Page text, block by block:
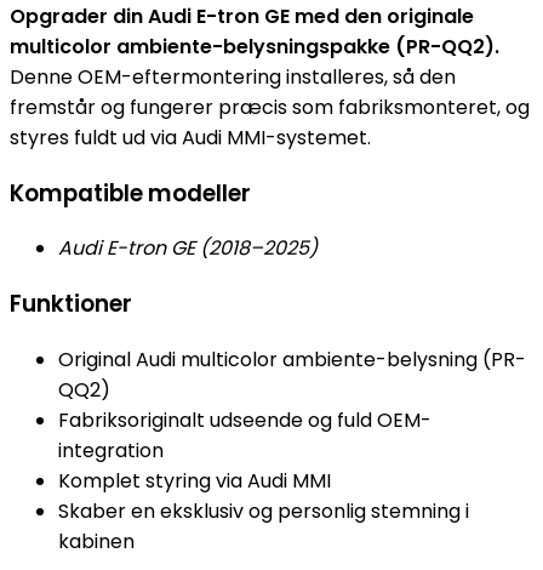
Opgrader din Audi E-tron GE med den originale
multicolor ambiente-belysningspakke (PR-QQ2).
Denne OEM-eftermontering installeres, så den
fremstår og fungerer præcis som fabriksmonteret, og
styres fuldt ud via Audi MMI-systemet.
Kompatible modeller
Audi E-tron GE (2018–2025)
Funktioner
Original Audi multicolor ambiente-belysning (PR-
QQ2)
Fabriksoriginalt udseende og fuld OEM-
integration
Komplet styring via Audi MMI
Skaber en eksklusiv og personlig stemning i
kabinen